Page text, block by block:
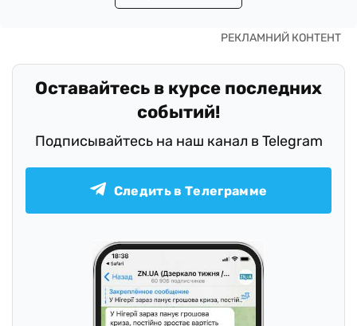
Оставайтесь в курсе последних
событий!
Подписывайтесь на наш канал в Telegram
Следить в Телеграмме